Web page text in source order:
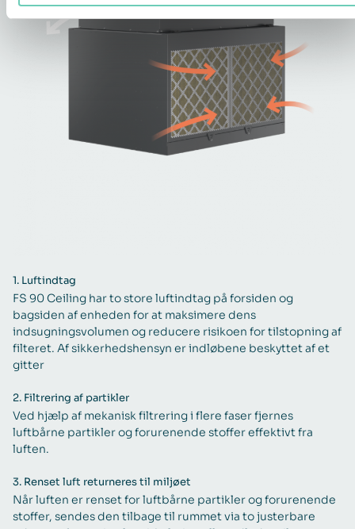
1. Luftindtag
FS 90 Ceiling har to store luftindtag på forsiden og
bagsiden af enheden for at maksimere dens
indsugningsvolumen og reducere risikoen for tilstopning af
filteret. Af sikkerhedshensyn er indløbene beskyttet af et
gitter
2. Filtrering af partikler
Ved hjælp af mekanisk filtrering i flere faser fjernes
luftbårne partikler og forurenende stoffer effektivt fra
luften.
3. Renset luft returneres til miljøet
Når luften er renset for luftbårne partikler og forurenende
stoffer, sendes den tilbage til rummet via to justerbare